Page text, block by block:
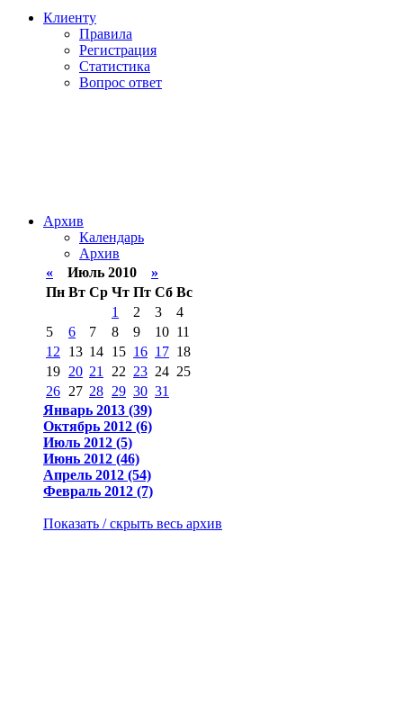
Клиенту
Правила
Регистрация
Статистика
Вопрос ответ
Архив
Календарь
Архив
« Июль 2010 »
Пн Вт Ср Чт Пт Сб Вс
1
2 3
4
5
6 7 8 9 10 11
12
13 14 15 16 17 18
19 20 21 22 23 24 25
26 27 28 29 30 31
Январь 2013 (39)
Октябрь 2012 (6)
Июль 2012 (5)
Июнь 2012 (46)
Апрель 2012 (54)
Февраль 2012 (7)
Показать / скрыть весь архив